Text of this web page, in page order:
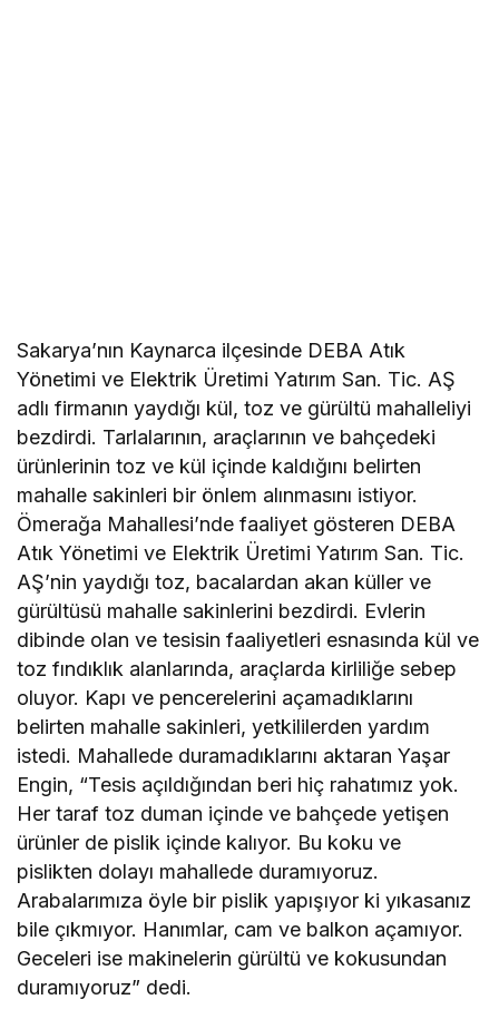
Sakarya’nın Kaynarca ilçesinde DEBA Atık
Yönetimi ve Elektrik Üretimi Yatırım San. Tic. AŞ
adlı firmanın yaydığı kül, toz ve gürültü mahalleliyi
bezdirdi. Tarlalarının, araçlarının ve bahçedeki
ürünlerinin toz ve kül içinde kaldığını belirten
mahalle sakinleri bir önlem alınmasını istiyor.
Ömerağa Mahallesi’nde faaliyet gösteren DEBA
Atık Yönetimi ve Elektrik Üretimi Yatırım San. Tic.
AŞ’nin yaydığı toz, bacalardan akan küller ve
gürültüsü mahalle sakinlerini bezdirdi. Evlerin
dibinde olan ve tesisin faaliyetleri esnasında kül ve
toz fındıklık alanlarında, araçlarda kirliliğe sebep
oluyor. Kapı ve pencerelerini açamadıklarını
belirten mahalle sakinleri, yetkililerden yardım
istedi. Mahallede duramadıklarını aktaran Yaşar
Engin, “Tesis açıldığından beri hiç rahatımız yok.
Her taraf toz duman içinde ve bahçede yetişen
ürünler de pislik içinde kalıyor. Bu koku ve
pislikten dolayı mahallede duramıyoruz.
Arabalarımıza öyle bir pislik yapışıyor ki yıkasanız
bile çıkmıyor. Hanımlar, cam ve balkon açamıyor.
Geceleri ise makinelerin gürültü ve kokusundan
duramıyoruz” dedi.